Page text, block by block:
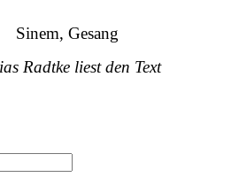
Sinem, Gesang
Radtke liest den Text